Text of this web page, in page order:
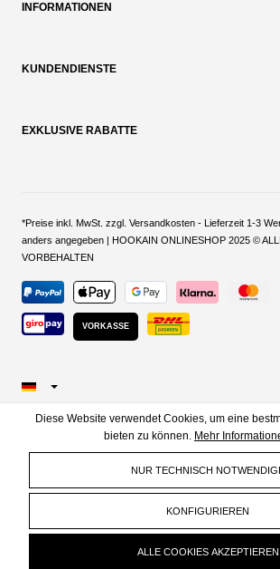
INFORMATIONEN
KUNDENDIENSTE
EXKLUSIVE RABATTE
*Preise inkl. MwSt. zzgl. Versandkosten - Lieferzeit 1-3
anders angegeben | HOOKAIN ONLINESHOP 2025 ©
VORBEHALTEN
VORKASSE
Diese Website verwendet Cookies, um eine
bieten zu können. Mehr
NUR TECHNISCH
KONFIGURIEREN
ALLE COOKIES AKZEPTIEREN